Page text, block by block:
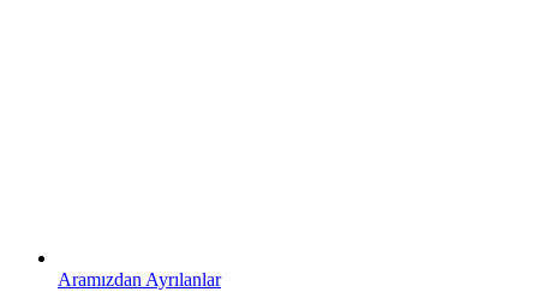
Aramızdan Ayrılanlar